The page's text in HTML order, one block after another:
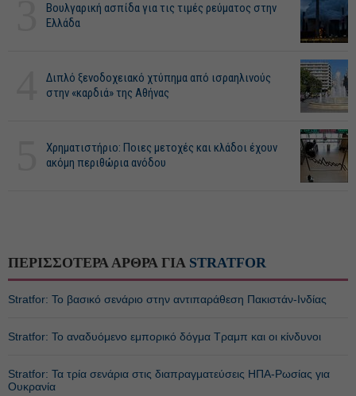
Βουλγαρική ασπίδα για τις τιμές ρεύματος στην
Ελλάδα
Διπλό ξενοδοχειακό χτύπημα από ισραηλινούς
στην «καρδιά» της Αθήνας
Χρηματιστήριο: Ποιες μετοχές και κλάδοι έχουν
ακόμη περιθώρια ανόδου
ΠΕΡΙΣΣΟΤΕΡΑ ΑΡΘΡΑ ΓΙΑ STRATFOR
Stratfor: Το βασικό σενάριο στην αντιπαράθεση Πακιστάν-Ινδίας
Stratfor: Το αναδυόμενο εμπορικό δόγμα Τραμπ και οι κίνδυνοι
Stratfor: Τα τρία σενάρια στις διαπραγματεύσεις ΗΠΑ-Ρωσίας για
Ουκρανία